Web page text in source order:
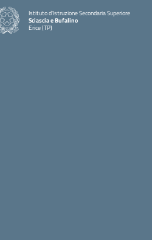
Istituto d'Istruzione Secondaria Superiore
Sciascia e Bufalino
Erice (TP)